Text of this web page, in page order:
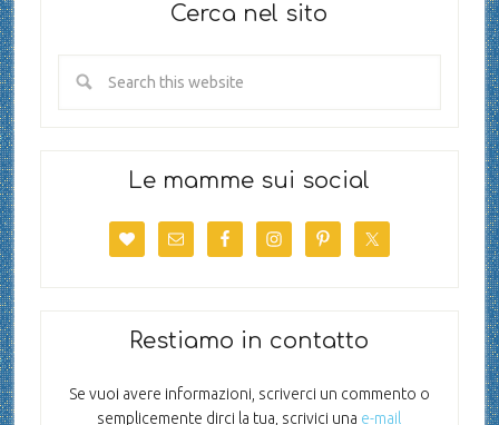
Cerca nel sito
Le mamme sui social
Restiamo in contatto
Se vuoi avere informazioni, scriverci un commento o
semplicemente dirci la tua, scrivici una e-mail